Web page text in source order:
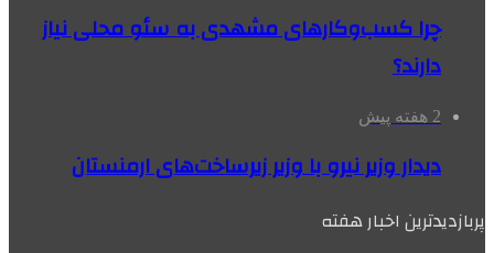
چرا کسب‌وکارهای مشهدی به سئو محلی نیاز
دارند؟
2 هفته پیش
دیدار وزیر نیرو با وزیر زیرساخت‌های ارمنستان
پربازدیدترین اخبار هفته